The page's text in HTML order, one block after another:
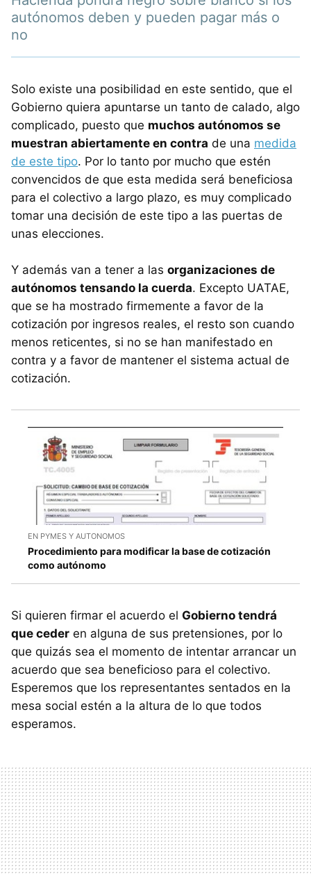
autónomos deben y pueden pagar más o
no
Solo existe una posibilidad en este sentido, que el
Gobierno quiera apuntarse un tanto de calado, algo
complicado, puesto que muchos autónomos se
muestran abiertamente en contra de una medida
de este tipo. Por lo tanto por mucho que estén
convencidos de que esta medida será beneficiosa
para el colectivo a largo plazo, es muy complicado
tomar una decisión de este tipo a las puertas de
unas elecciones.
Y además van a tener a las organizaciones de
autónomos tensando la cuerda. Excepto UATAE,
que se ha mostrado firmemente a favor de la
cotización por ingresos reales, el resto son cuando
menos reticentes, si no se han manifestado en
contra y a favor de mantener el sistema actual de
cotización.
EN PYMES Y AUTONOMOS
Procedimiento para modificar la base de cotización
como autónomo
Si quieren firmar el acuerdo el Gobierno tendrá
que ceder en alguna de sus pretensiones, por lo
que quizás sea el momento de intentar arrancar un
acuerdo que sea beneficioso para el colectivo.
Esperemos que los representantes sentados en la
mesa social estén a la altura de lo que todos
esperamos.